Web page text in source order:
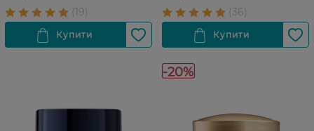
-20%